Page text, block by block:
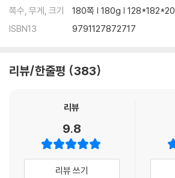
쪽수, 무게, 크기
180쪽 | 180g |
ISBN13
9791127872717
리뷰/한줄평 383
리뷰
9.8
리뷰 쓰기